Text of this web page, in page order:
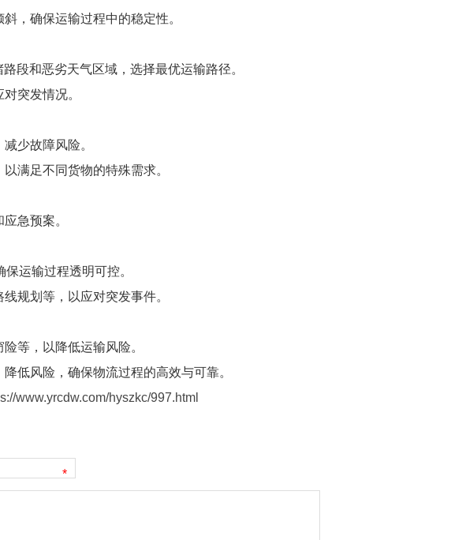
，确保运输过程中的稳定性。
段和恶劣天气区域，选择最优运输路径。
突发情况。
少故障风险。
满足不同货物的特殊需求。
急预案。
运输过程透明可控。
规划等，以应对突发事件。
等，以降低运输风险。
降低风险，确保物流过程的高效与可靠。
www.yrcdw.com/hyszkc/997.html
*